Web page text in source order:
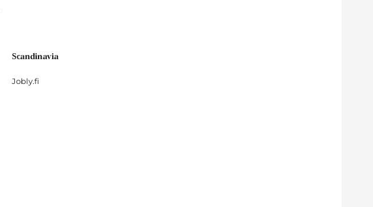
Scandinavia
Jobly.fi